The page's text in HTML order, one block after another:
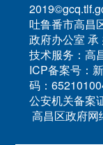
吐鲁番市高昌
政府办公室 承
技术服务：高
ICP备案号：
码：
公安机关备案
高昌区政府